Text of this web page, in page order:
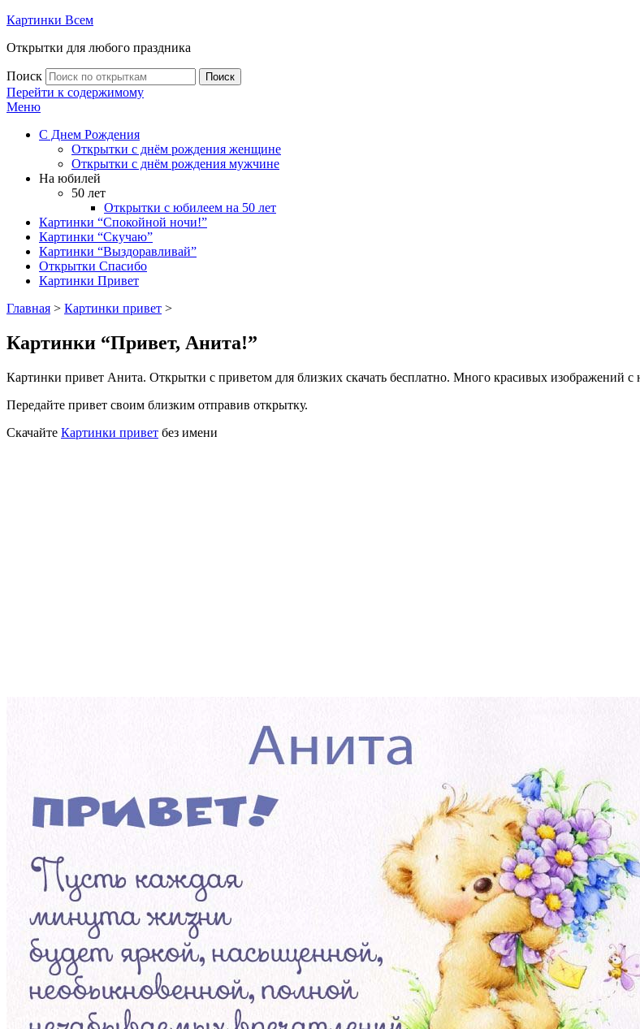
Картинки Всем
Открытки для любого праздника
Поиск Поиск
Перейти к содержимому
Меню
С Днем Рождения
Открытки с днём рождения женщине
Открытки с днём рождения мужчине
На юбилей
50 лет
Открытки с юбилеем на 50 лет
Картинки “Спокойной ночи!”
Картинки “Скучаю”
Картинки “Выздоравливай”
Открытки Спасибо
Картинки Привет
Главная > Картинки привет >
Картинки “Привет, Анита!”
Картинки привет Анита. Открытки с приветом для близких скачать бесплатно. Много красивых изображений
Передайте привет своим близким отправив открытку.
Скачайте Картинки привет без имени